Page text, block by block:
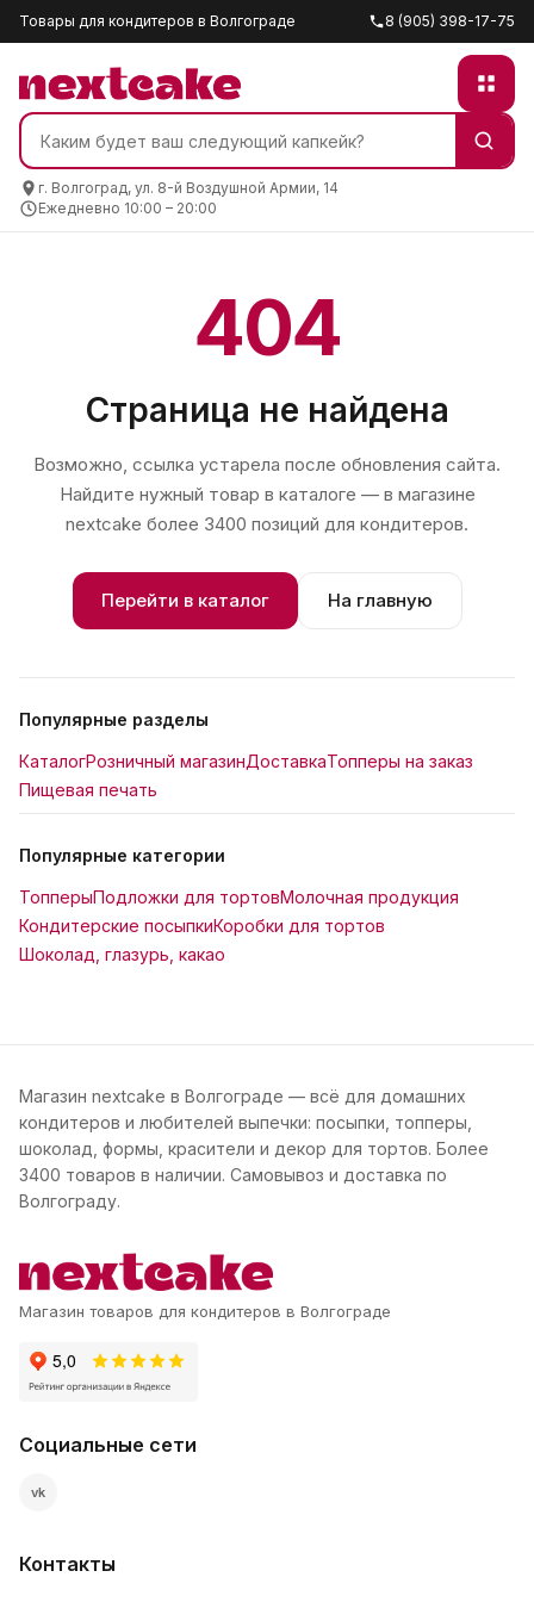
Товары для кондитеров в Волгограде 8 (905) 398-17-75
г. Волгоград, ул. 8-й Воздушной Армии, 14
Ежедневно 10:00 – 20:00
404
Страница не найдена
Возможно, ссылка устарела после обновления сайта.
Найдите нужный товар в каталоге — в магазине
nextcake более 3400 позиций для кондитеров.
Перейти в каталог На главную
Популярные разделы
КаталогРозничный магазинДоставкаТопперы на заказ
Пищевая печать
Популярные категории
ТопперыПодложки для тортовМолочная продукция
Кондитерские посыпкиКоробки для тортов
Шоколад, глазурь, какао
Магазин nextcake в Волгограде — всё для домашних
кондитеров и любителей выпечки: посыпки, топперы,
шоколад, формы, красители и декор для тортов. Более
3400 товаров в наличии. Самовывоз и доставка по
Волгограду.
Магазин товаров для кондитеров в Волгограде
Социальные сети
vk
Контакты